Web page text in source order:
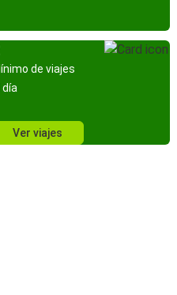
de viajes
día
Ver viajes